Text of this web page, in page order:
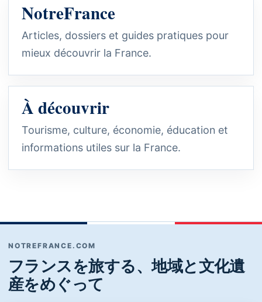
NotreFrance
Articles, dossiers et guides pratiques pour
mieux découvrir la France.
À découvrir
Tourisme, culture, économie, éducation et
informations utiles sur la France.
NOTREFRANCE.COM
フランスを旅する、地域と文化遺
産をめぐって